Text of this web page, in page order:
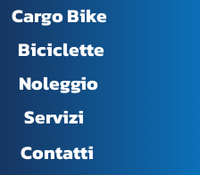
Cargo Bike
Biciclette
Noleggio
Servizi
Contatti